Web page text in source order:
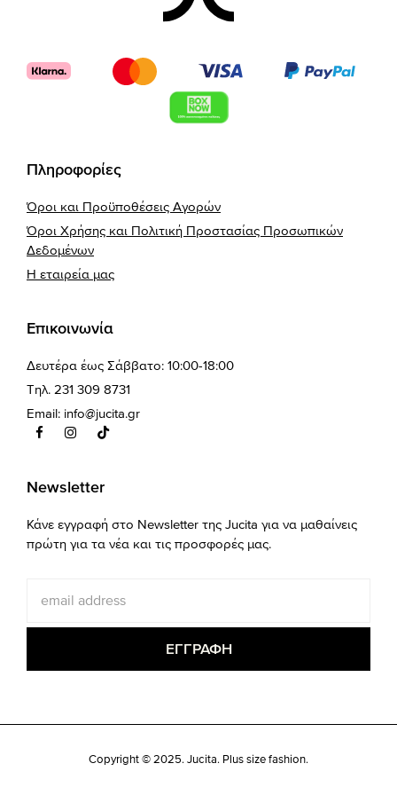
Πληροφορίες
Όροι και Προϋποθέσεις Αγορών
Όροι Χρήσης και Πολιτική Προστασίας Προσωπικών
Δεδομένων
Η εταιρεία μας
Επικοινωνία
Δευτέρα έως Σάββατο: 10:00-18:00
Τηλ. 231 309 8731
Email: info@jucita.gr
Newsletter
Κάνε εγγραφή στο Newsletter της Jucita για να μαθαίνεις
πρώτη για τα νέα και τις προσφορές μας.
Copyright © 2025. Jucita. Plus size fashion.